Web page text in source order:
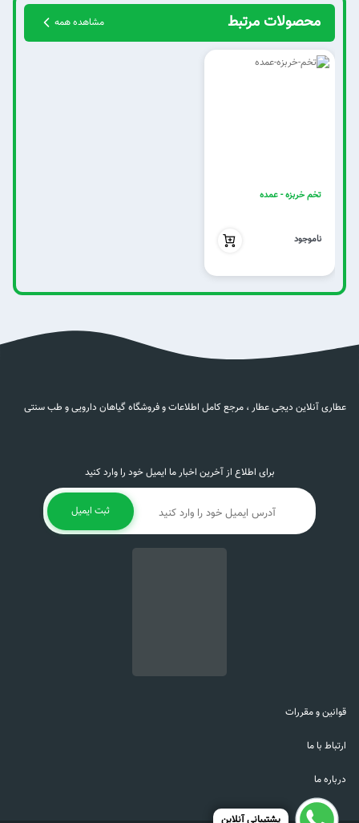
پشتیبانی آنلاین
محصولات مرتبط مشاهده همه
تخم خربزه - عمده
ناموجود
قوانین و مقررات
ارتباط با ما
درباره ما
برای اطلاع از آخرین اخبار ما ایمیل خود را وارد کنید
ثبت ایمیل
عطاری آنلاین دیجی عطار ، مرجع کامل اطلاعات و فروشگاه گیاهان دارویی و طب سنتی